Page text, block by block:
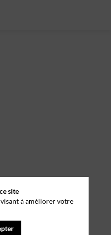
site
à améliorer votre